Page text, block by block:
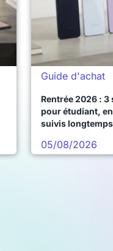
Guide d'achat
Rentrée 2026 :
pour étudiant,
suivis longtemps
05/08/2026